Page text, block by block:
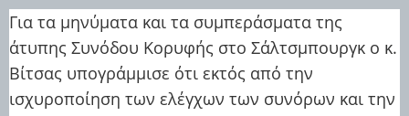
Για τα μηνύματα και τα συμπεράσματα της
άτυπης Συνόδου Κορυφής στο Σάλτσμπουργκ ο κ.
Βίτσας υπογράμμισε ότι εκτός από την
ισχυροποίηση των ελέγχων των συνόρων και την